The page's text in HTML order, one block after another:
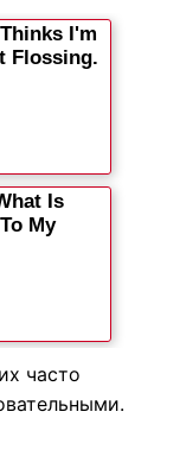
часто